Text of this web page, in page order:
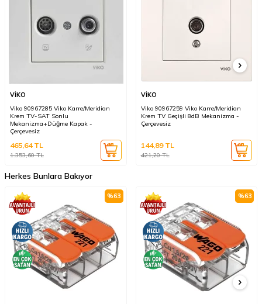
VİKO
Viko 90967285 Viko Karre/Meridian
Krem TV-SAT Sonlu
Mekanizma+Düğme Kapak -
Çerçevesiz
1.353,60TL
465,64TL
VİKO
Viko 90967259 Viko Karre/Meridian
Krem TV Geçişli 8dB Mekanizma -
Çerçevesiz
421,20TL
144,89TL
Herkes Bunlara Bakıyor
%63 %63